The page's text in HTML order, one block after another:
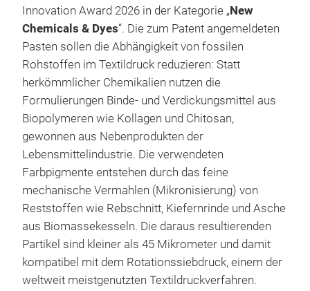
Innovation Award 2026 in der Kategorie „New
Chemicals & Dyes“. Die zum Patent angemeldeten
Pasten sollen die Abhängigkeit von fossilen
Rohstoffen im Textildruck reduzieren: Statt
herkömmlicher Chemikalien nutzen die
Formulierungen Binde- und Verdickungsmittel aus
Biopolymeren wie Kollagen und Chitosan,
gewonnen aus Nebenprodukten der
Lebensmittelindustrie. Die verwendeten
Farbpigmente entstehen durch das feine
mechanische Vermahlen (Mikronisierung) von
Reststoffen wie Rebschnitt, Kiefernrinde und Asche
aus Biomassekesseln. Die daraus resultierenden
Partikel sind kleiner als 45 Mikrometer und damit
kompatibel mit dem Rotationssiebdruck, einem der
weltweit meistgenutzten Textildruckverfahren.